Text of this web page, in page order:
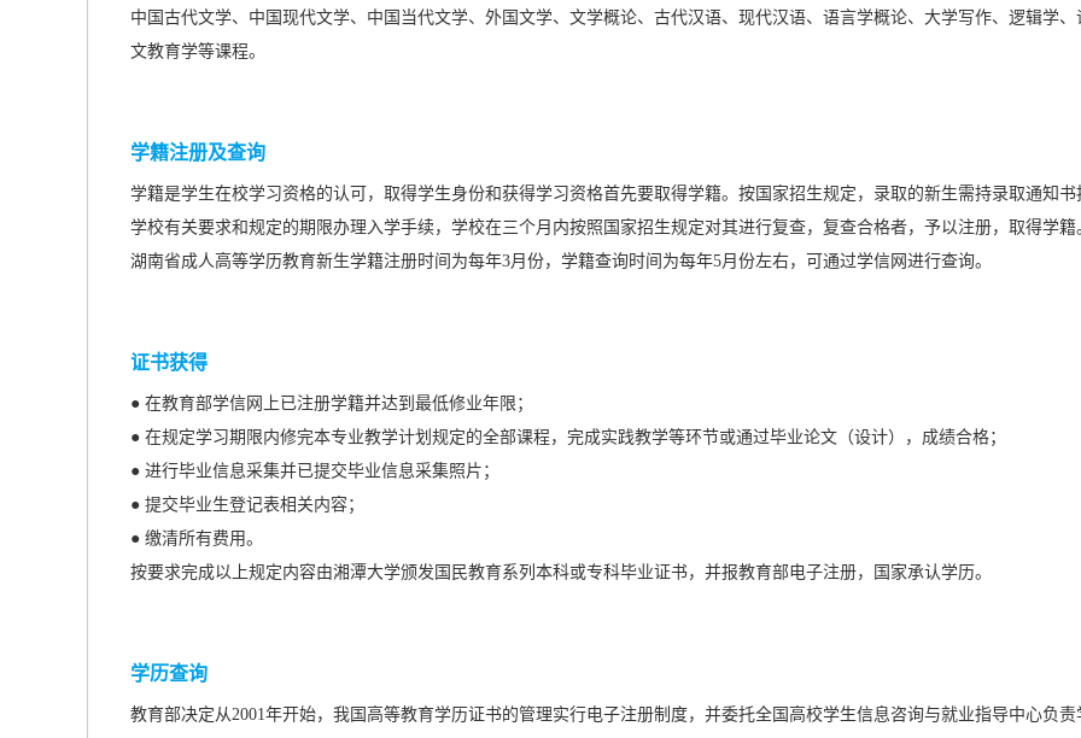
中国古代文学、中国现代文学、中国当代文学、外国文学、文学概论、古代汉语、现代汉语、语言学概论、大学写作、逻辑学、
文教育学等课程。
学籍注册及查询
学籍是学生在校学习资格的认可，取得学生身份和获得学习资格首先要取得学籍。按国家招生规定，录取的新生需持录取通知书
学校有关要求和规定的期限办理入学手续，学校在三个月内按照国家招生规定对其进行复查，复查合格者，予以注册，取得学籍
湖南省成人高等学历教育新生学籍注册时间为每年3月份，学籍查询时间为每年5月份左右，可通过学信网进行查询。
证书获得
● 在教育部学信网上已注册学籍并达到最低修业年限；
● 在规定学习期限内修完本专业教学计划规定的全部课程，完成实践教学等环节或通过毕业论文（设计），成绩合格；
● 进行毕业信息采集并已提交毕业信息采集照片；
● 提交毕业生登记表相关内容；
● 缴清所有费用。
按要求完成以上规定内容由湘潭大学颁发国民教育系列本科或专科毕业证书，并报教育部电子注册，国家承认学历。
学历查询
教育部决定从2001年开始，我国高等教育学历证书的管理实行电子注册制度，并委托全国高校学生信息咨询与就业指导中心负责